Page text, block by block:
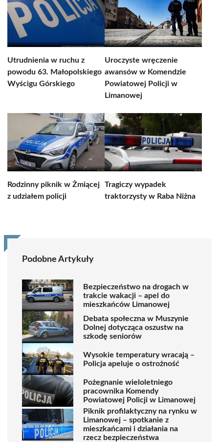
Utrudnienia w ruchu z
powodu 63. Małopolskiego
Wyścigu Górskiego
Uroczyste wręczenie
awansów w Komendzie
Powiatowej Policji w
Limanowej
Rodzinny piknik w Żmiącej
z udziałem policji
Tragiczy wypadek
traktorzysty w Raba Niżna
Podobne Artykuły
Bezpieczeństwo na drogach w
trakcie wakacji – apel do
mieszkańców Limanowej
Debata społeczna w Muszynie
Dolnej dotycząca oszustw na
szkodę seniorów
Wysokie temperatury wracają –
Policja apeluje o ostrożność
Pożegnanie wieloletniego
pracownika Komendy
Powiatowej Policji w Limanowej
Piknik profilaktyczny na rynku w
Limanowej – spotkanie z
mieszkańcami i działania na
rzecz bezpieczeństwa